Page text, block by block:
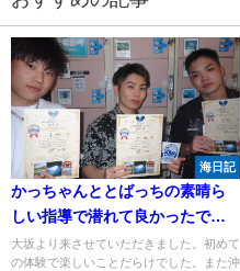
海日記
かっちゃんととばっちの素晴ら
しい指導で潜れて良かったで
す！！
大坂より来させていただきました。初めて
の体験で楽しいことだらけでした。また沖